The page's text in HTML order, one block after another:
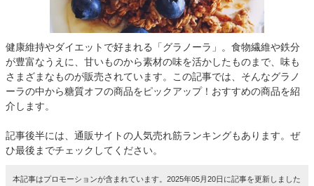
健康維持やダイエットで好まれる「グラノーラ」。食物繊維や鉄分
が豊富なうえに、甘いものから素材の味を活かしたものまで、味も
さまざまなものが販売されています。この記事では、そんなグラノ
ーラの中から糖質オフの商品をピックアップ！おすすめの商品を紹
介します。
記事後半には、通販サイトの人気売れ筋ランキングもあります。ぜ
ひ最後までチェックしてください。
本記事はプロモーションが含まれています。2025年05月20日に記事を更新しました